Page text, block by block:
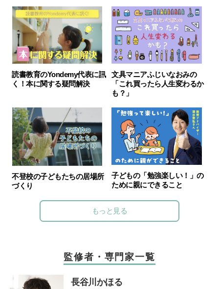
読書教育のYondemy代表に訊
く！本に関する疑問解決
文具マニアふじいなおみの
「これ買ったら人生変わるか
も？」
不登校の子どもたちの居場所
づくり
子どもの「勉強楽しい！」の
ために親にできること
もっと見る
監修者・専門家一覧
長谷川かほる